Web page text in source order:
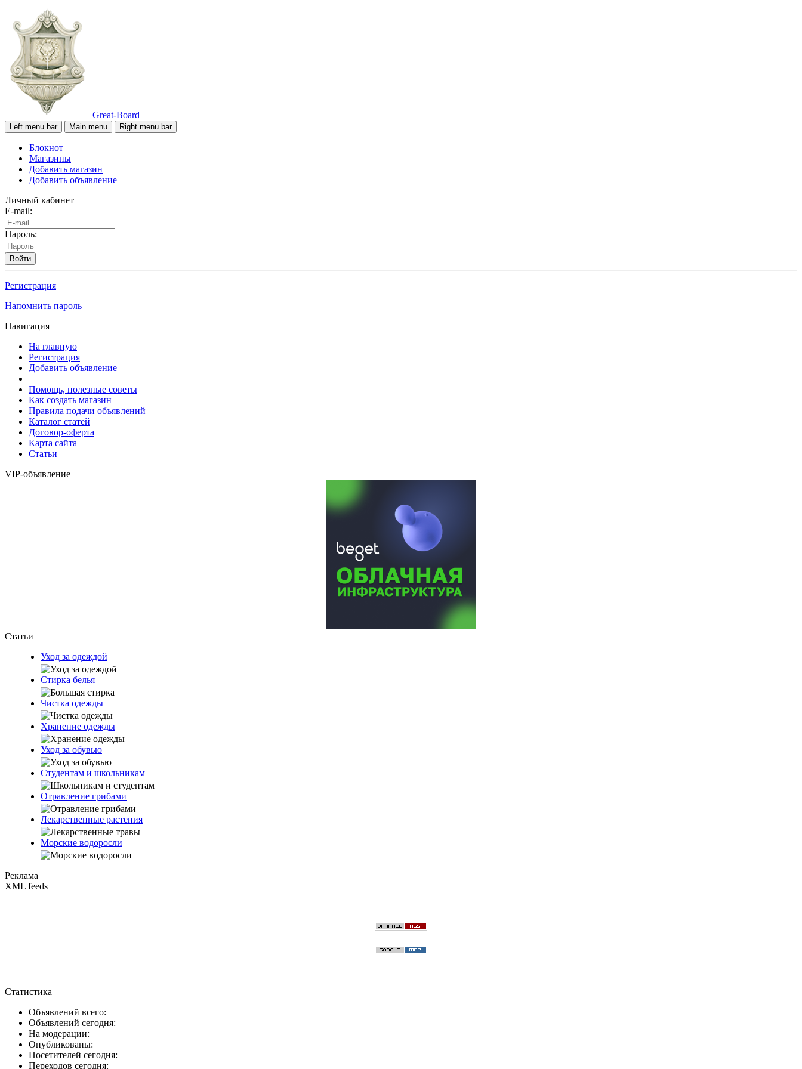
Great-Board
Left menu bar Main menu Right menu bar
Блокнот
Магазины
Добавить магазин
Добавить объявление
Личный кабинет
E-mail:
Пароль:
Войти
Регистрация
Напомнить пароль
Навигация
На главную
Регистрация
Добавить объявление
Помощь, полезные советы
Как создать магазин
Правила подачи объявлений
Каталог статей
Договор-оферта
Карта сайта
Статьи
VIP-объявление
Статьи
Уход за одеждой
Стирка белья
Чистка одежды
Хранение одежды
Уход за обувью
Студентам и школьникам
Отравление грибами
Лекарственные растения
Морские водоросли
Реклама
XML feeds
Статистика
Объявлений всего:
Объявлений сегодня:
На модерации:
Опубликованы:
Посетителей сегодня:
Переходов сегодня: